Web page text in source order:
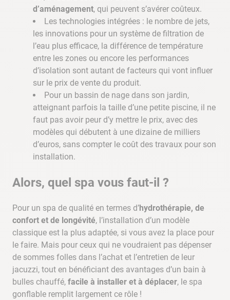
d’aménagement, qui peuvent s’avérer coûteux.
Les technologies intégrées : le nombre de jets,
les innovations pour un système de filtration de
l’eau plus efficace, la différence de température
entre les zones ou encore les performances
d’isolation sont autant de facteurs qui vont influer
sur le prix de vente du produit.
Pour un bassin de nage dans son jardin,
atteignant parfois la taille d’une petite piscine, il ne
faut pas avoir peur d’y mettre le prix, avec des
modèles qui débutent à une dizaine de milliers
d’euros, sans compter le coût des travaux pour son
installation.
Alors, quel spa vous faut-il ?
Pour un spa de qualité en termes d’hydrothérapie, de
confort et de longévité, l’installation d’un modèle
classique est la plus adaptée, si vous avez la place pour
le faire. Mais pour ceux qui ne voudraient pas dépenser
de sommes folles dans l’achat et l’entretien de leur
jacuzzi, tout en bénéficiant des avantages d’un bain à
bulles chauffé, facile à installer et à déplacer, le spa
gonflable remplit largement ce rôle !